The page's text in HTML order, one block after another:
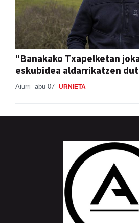
"Banakako Txapelketan
eskubidea aldarrikatzen
Aiurri abu 07 URNIETA